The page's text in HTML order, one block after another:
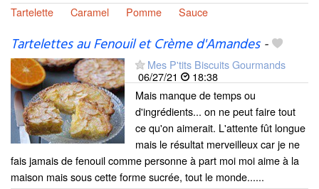
Tartelette
Caramel Pomme Sauce
Tartelettes au Fenouil et Crème d'Amandes-
Mes P'tits Biscuits Gourmands
06/27/21
18:38
Mais manque de temps ou
d'ingrédients... on ne peut faire tout
ce qu'on aimerait. L'attente fût longue
mais le résultat merveilleux car je ne
fais jamais de fenouil comme personne à part moi moi aime à la
maison mais sous cette forme sucrée, tout le monde......